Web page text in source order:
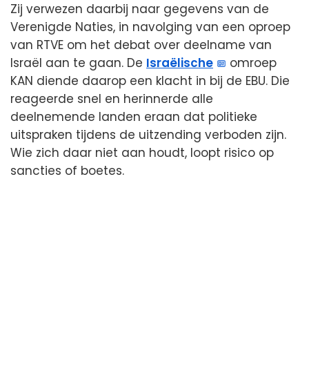
Zij verwezen daarbij naar gegevens van de
Verenigde Naties, in navolging van een oproep
van RTVE om het debat over deelname van
Israël aan te gaan. De Israëlische
omroep
KAN diende daarop een klacht in bij de EBU. Die
reageerde snel en herinnerde alle
deelnemende landen eraan dat politieke
uitspraken tijdens de uitzending verboden zijn.
Wie zich daar niet aan houdt, loopt risico op
sancties of boetes.